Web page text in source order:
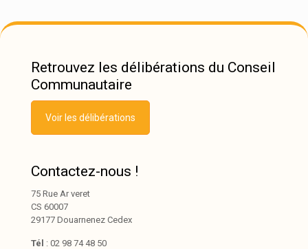
Retrouvez les délibérations du Conseil
Communautaire
Voir les délibérations
Contactez-nous !
75 Rue Ar veret
CS 60007
29177 Douarnenez Cedex
Tél : 02 98 74 48 50